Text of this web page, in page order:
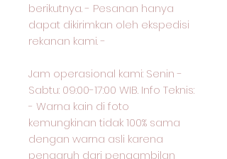
berikutnya. - Pesanan hanya
dapat dikirimkan oleh ekspedisi
rekanan kami. -
Jam operasional kami: Senin -
Sabtu: 09:00-17:00 WIB. Info Teknis:
- Warna kain di foto
kemungkinan tidak 100% sama
dengan warna asli karena
pengaruh dari pengambilan